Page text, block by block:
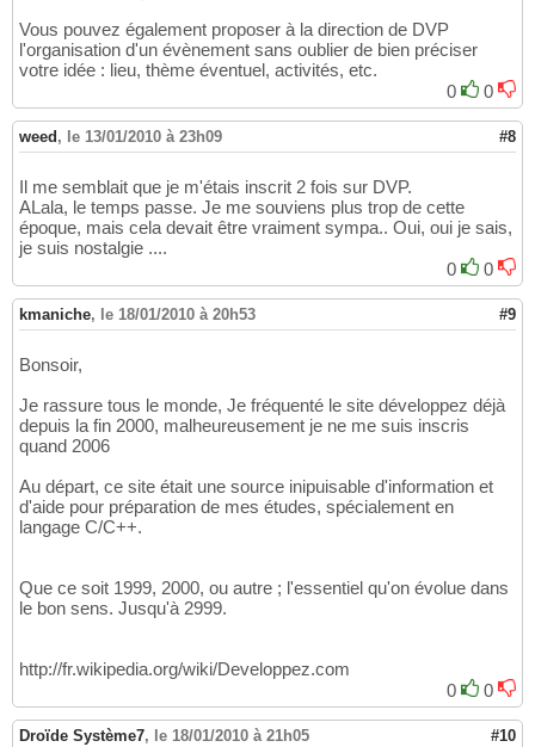
Vous pouvez également proposer à la direction de DVP
l'organisation d'un évènement sans oublier de bien préciser
votre idée : lieu, thème éventuel, activités, etc.
0
0
weed , le 13/01/2010 à 23h09 #8
Il me semblait que je m'étais inscrit 2 fois sur DVP.
ALala, le temps passe. Je me souviens plus trop de cette
époque, mais cela devait être vraiment sympa.. Oui, oui je sais,
je suis nostalgie ....
0
0
kmaniche, le 18/01/2010 à 20h53 #9
Bonsoir,
Je rassure tous le monde, Je fréquenté le site développez déjà
depuis la fin 2000, malheureusement je ne me suis inscris
quand 2006
Au départ, ce site était une source inipuisable d'information et
d'aide pour préparation de mes études, spécialement en
langage C/C++.
Que ce soit 1999, 2000, ou autre ; l'essentiel qu'on évolue dans
le bon sens. Jusqu'à 2999.
http://fr.wikipedia.org/wiki/Developpez.com
0
0
Droïde Système7, le 18/01/2010 à 21h05 #10